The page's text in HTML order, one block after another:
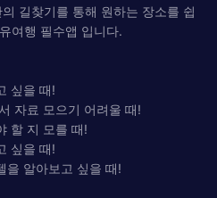
길찾기를 통해 원하는 장소를 쉽
여행 필수앱 입니다.
싶을 때!
자료 모으기 어려울 때!
할 지 모를 때!
싶을 때!
을 알아보고 싶을 때!